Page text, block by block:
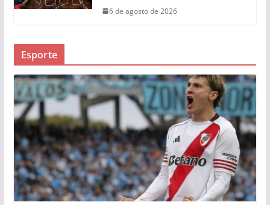
6 de agosto de 2026
Esporte